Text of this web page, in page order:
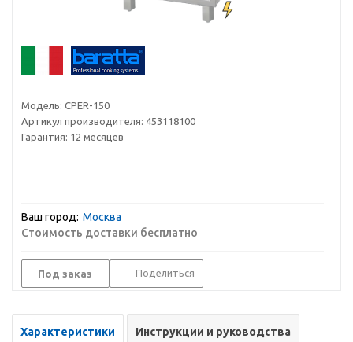
Модель: CPER-150
Артикул производителя: 453118100
Гарантия: 12 месяцев
Ваш город: Москва
Стоимость доставки бесплатно
Под заказ Поделиться
Характеристики Инструкции и руководства